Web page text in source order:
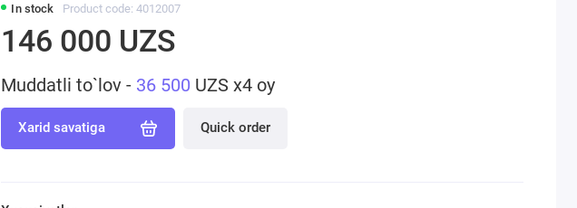
In stock Product code: 4012007
146 000 UZS
Muddatli to`lov - 36 500 UZS x4 oy
Xarid savatiga Quick order